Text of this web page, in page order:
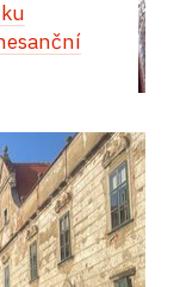
Hradozámecké
uchvátí
nádherných
nádvoří si
pizzu,
nápoje.
jiné epochy.